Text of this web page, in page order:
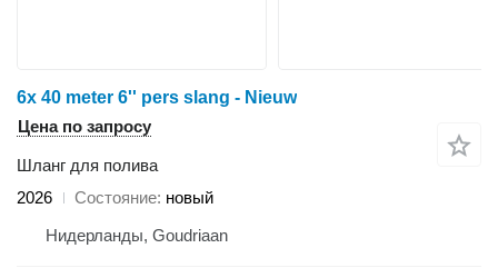
6x 40 meter 6'' pers slang - Nieuw
Цена по запросу
Шланг для полива
2026
Состояние новый
Нидерланды, Goudriaan